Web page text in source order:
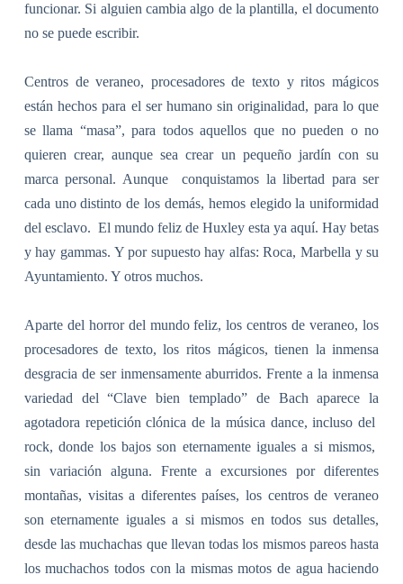
funcionar. Si alguien cambia algo de la plantilla, el documento
no se puede escribir.
Centros de veraneo, procesadores de texto y ritos mágicos
están hechos para el ser humano sin originalidad, para lo que
se llama “masa”, para todos aquellos que no pueden o no
quieren crear, aunque sea crear un pequeño jardín con su
marca personal. Aunque
conquistamos la libertad para ser
cada uno distinto de los demás, hemos elegido la uniformidad
del esclavo. El mundo feliz de Huxley esta ya aquí. Hay betas
y hay gammas. Y por supuesto hay alfas: Roca, Marbella y su
Ayuntamiento. Y otros muchos.
Aparte del horror del mundo feliz, los centros de veraneo, los
procesadores de texto, los ritos mágicos, tienen la inmensa
desgracia de ser inmensamente aburridos. Frente a la inmensa
variedad del “Clave bien templado” de Bach aparece la
agotadora repetición clónica de la música dance, incluso del
rock, donde los bajos son eternamente iguales a si mismos,
sin variación alguna. Frente a excursiones por diferentes
montañas, visitas a diferentes países, los centros de veraneo
son eternamente iguales a si mismos en todos sus detalles,
desde las muchachas que llevan todas los mismos pareos hasta
los muchachos todos con la mismas motos de agua haciendo